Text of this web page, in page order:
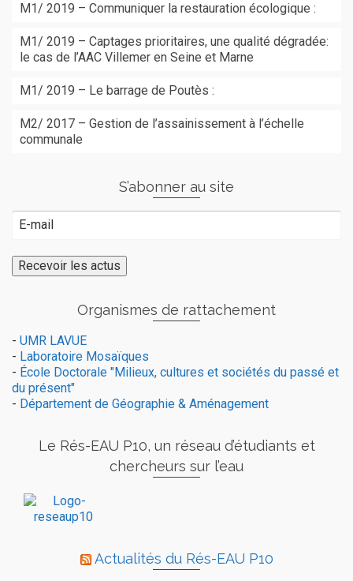
M1/ 2019 – Communiquer la restauration écologique :
M1/ 2019 – Captages prioritaires, une qualité dégradée:
le cas de l’AAC Villemer en Seine et Marne
M1/ 2019 – Le barrage de Poutès :
M2/ 2017 – Gestion de l’assainissement à l’échelle
communale
S’abonner au site
Organismes de rattachement
- UMR LAVUE
- Laboratoire Mosaïques
- École Doctorale "Milieux, cultures et sociétés du passé et
du présent"
- Département de Géographie & Aménagement
Le Rés-EAU P10, un réseau d’étudiants et
chercheurs sur l’eau
Actualités du Rés-EAU P10